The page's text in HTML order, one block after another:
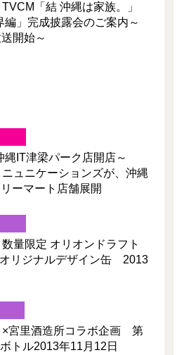
「結 沖縄は家族。」
編」完成披露会のご案内～
開始～
縄IT津梁パーク店開店～
ュニケーションズが、沖縄
ーマート店舗展開
量限定 オリオンドラフト
リジナルデザイン缶 2013
×宮里酒造所コラボ企画 第
トル2013年11月12日